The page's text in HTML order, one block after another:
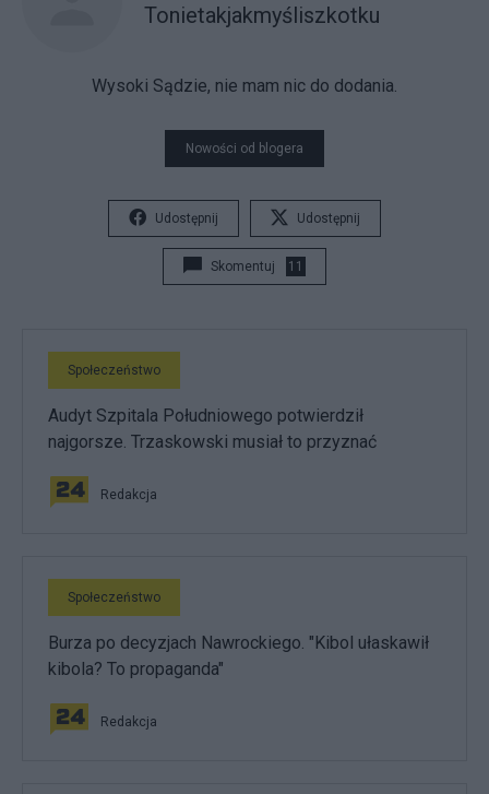
Tonietakjakmyśliszkotku
Wysoki Sądzie, nie mam nic do dodania.
Nowości od blogera
Udostępnij Udostępnij
Skomentuj 11
Społeczeństwo
Audyt Szpitala Południowego potwierdził
najgorsze. Trzaskowski musiał to przyznać
Redakcja
Społeczeństwo
Burza po decyzjach Nawrockiego. "Kibol ułaskawił
kibola? To propaganda"
Redakcja